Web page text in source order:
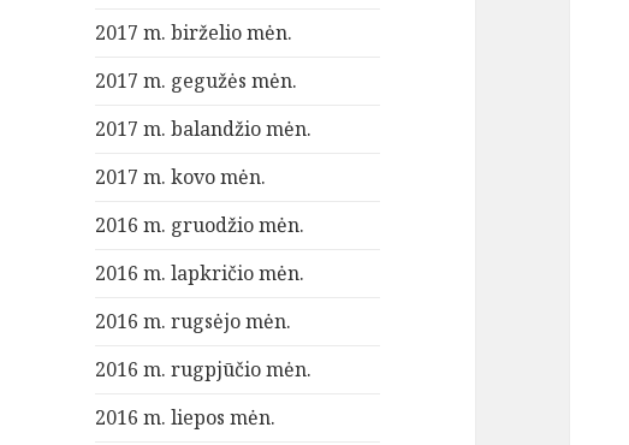
2017 m. birželio mėn.
2017 m. gegužės mėn.
2017 m. balandžio mėn.
2017 m. kovo mėn.
2016 m. gruodžio mėn.
2016 m. lapkričio mėn.
2016 m. rugsėjo mėn.
2016 m. rugpjūčio mėn.
2016 m. liepos mėn.